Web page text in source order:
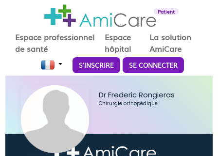
Patient
Espace professionnel
de santé
Espace
hôpital
La solution
AmiCare
S'INSCRIRE SE CONNECTER
Dr Frederic Rongieras
Chirurgie orthopédique